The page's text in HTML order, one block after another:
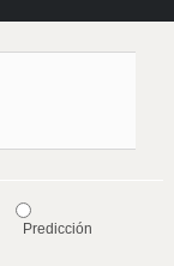
Predicción